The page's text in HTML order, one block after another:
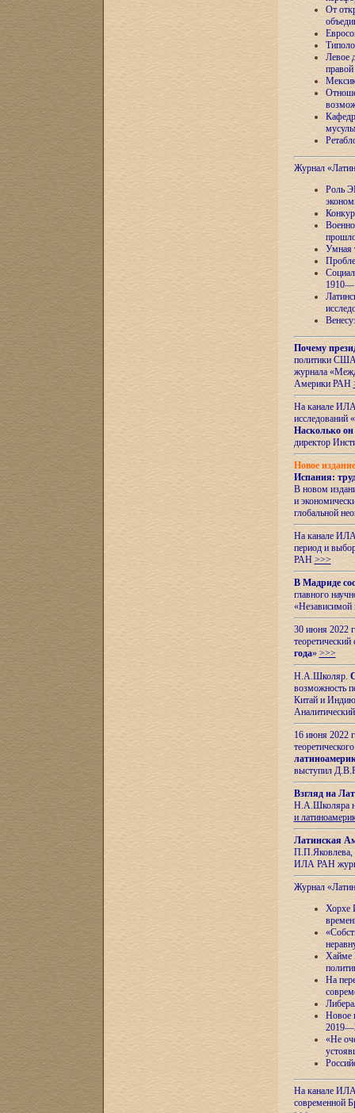
От
Левое
Журнал
Роль
Умная
Почему
политики США
журнала
Америки РАН
На канале ИЛА
исследований «
Насколько он
директор
Новое
Испания:
В новом
и
глобальной
На канале
период и
РАН >>>
В Мадриде
главного
«Независимой
30 июня 2022
года» >>>
Н.А.Школяр.
возможность
Китай и
16 июня 2022
выступил
Взгляд на
Н.А.Школяра
и
Латинская
П.П.Яковлева,
ИЛА РАН
Журнал
Хорхе
Хайме
На
Новое
«Не
На канале ИЛА
современной